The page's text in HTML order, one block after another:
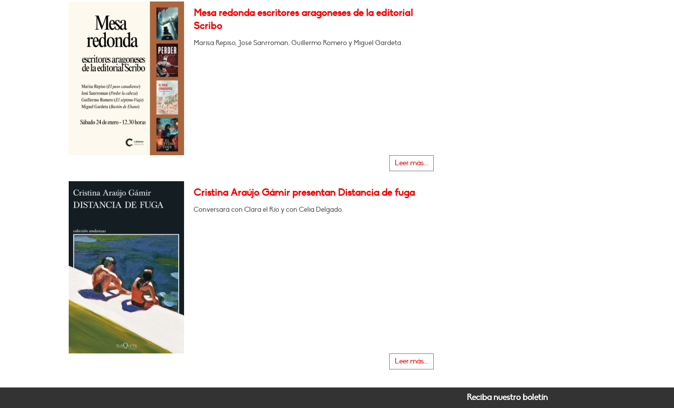
Mesa redonda escritores aragoneses de la editorial
Scribo
Marisa Repiso, José Sanrroman, Guillermo Romero y Miguel Gardeta
Leer más...
Cristina Araújo Gámir presentan Distancia de fuga
Conversará con Clara el Río y con Celia Delgado.
Leer más...
Reciba nuestro boletín